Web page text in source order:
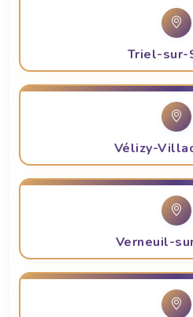
Triel-sur-
Vélizy-
Verneuil-